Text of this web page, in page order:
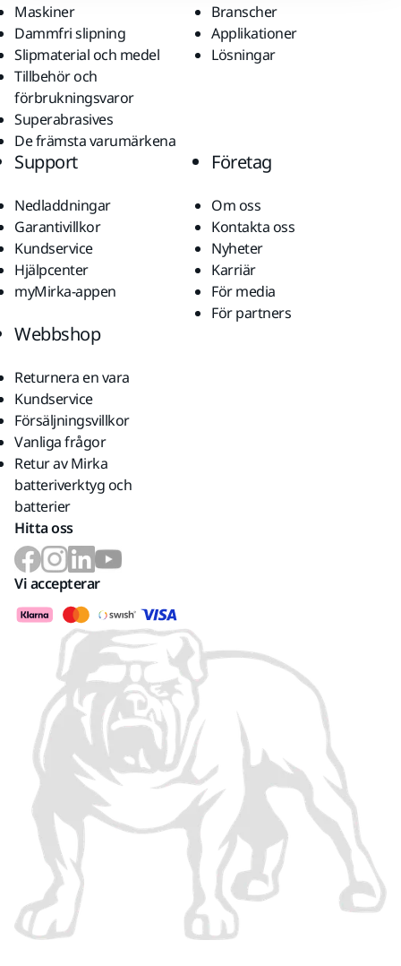
Maskiner
Dammfri slipning
Slipmaterial och medel
Tillbehör och
förbrukningsvaror
Superabrasives
De främsta varumärkena
Branscher
Applikationer
Lösningar
Support
Nedladdningar
Garantivillkor
Kundservice
Hjälpcenter
myMirka-appen
Företag
Om oss
Kontakta oss
Nyheter
Karriär
För media
För partners
Webbshop
Returnera en vara
Kundservice
Försäljningsvillkor
Vanliga frågor
Retur av Mirka
batteriverktyg och
batterier
Hitta oss
Vi accepterar